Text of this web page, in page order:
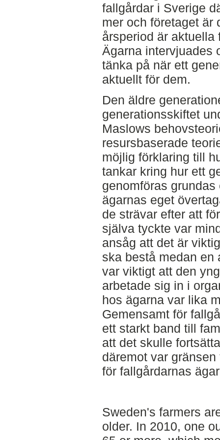
fallgårdar i Sverige
mer och företaget är
årsperiod är aktuella
Ägarna intervjuades
tänka på när ett
aktuellt för dem.
Den äldre
generationsskiftet
Maslows
resursbaserade
möjlig förklaring till
tankar kring hur ett
genomföras
ägarnas eget
de strävar efter att
själva tyckte var
ansåg att det är
ska bestå medan en
var viktigt att den
arbetade sig in i
hos ägarna var lika
Gemensamt för
ett starkt band till
att det skulle
däremot var
för fallgårdarnas
Sweden's farmers
older. In 2010, one